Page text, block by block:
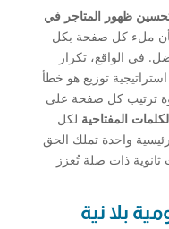
ظهور المتاجر في
ملء كل صفحة بكل
في الواقع، تكرار
توزيع هو خطأ
ترتيب كل صفحة على
المفتاحية لكل
واحدة تملك الحق
ذات صلة تُعزز
بلا نية